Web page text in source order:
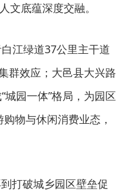
文底蕴深度交融。
江绿道37公里主干道
群效应；大邑县大兴路
园一体”格局，为园区
物与休闲消费业态，
打破城乡园区壁垒促